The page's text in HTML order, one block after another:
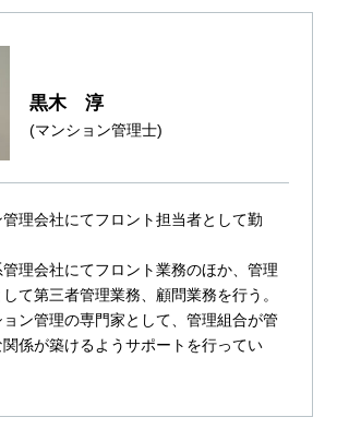
黒木 淳
(マンション管理士)
理会社にてフロント担当者として勤
理会社にてフロント業務のほか、管理
て第三者管理業務、顧問業務を行う。
ン管理の専門家として、管理組合が管
係が築けるようサポートを行ってい